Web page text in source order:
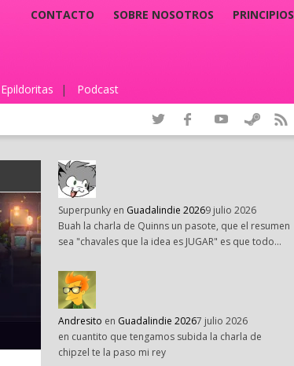
CONTACTO SOBRE NOSOTROS PRINCIPIOS
Epildoritas | Podcast
Superpunky en Guadalindie 20269 julio 2026
Buah la charla de Quinns un pasote, que el resumen
sea "chavales que la idea es JUGAR" es que todo…
Andresito en Guadalindie 20267 julio 2026
en cuantito que tengamos subida la charla de
chipzel te la paso mi rey